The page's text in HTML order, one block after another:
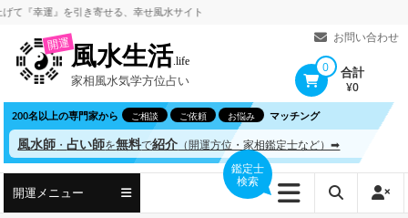
コ
ツ
へ
ス
ッ
幸運』を引き寄せる、幸せ風水サイト
お問い合わせ
開運風水生活.life
家相風水気学方位占い
0 合計
¥0
200名以上の専門家から ご相談 ご依頼 お悩み マッチング
風水師 ・占い師を無料で紹介 （開運方位・家相鑑定士など）➡
開運メニュー
鑑定士
検索